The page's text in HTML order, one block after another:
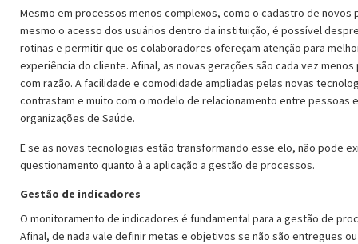
Mesmo em processos menos complexos, como o cadastro de novos
mesmo o acesso dos usuários dentro da instituição, é possível
rotinas e permitir que os colaboradores ofereçam atenção para
experiência do cliente. Afinal, as novas gerações são cada vez
com razão. A facilidade e comodidade ampliadas pelas novas
contrastam e muito com o modelo de relacionamento entre pessoas e
organizações de Saúde.
E se as novas tecnologias estão transformando esse elo, não pode
questionamento quanto à a aplicação a gestão de processos.
Gestão de indicadores
O monitoramento de indicadores é fundamental para a gestão de
Afinal, de nada vale definir metas e objetivos se não são entregues